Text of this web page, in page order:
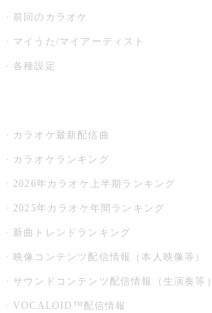
前回のカラオケ
マイうた/マイアーティスト
各種設定
カラオケ最新配信曲
カラオケランキング
2026年カラオケ上半期ランキング
2025年カラオケ年間ランキング
新曲トレンドランキング
映像コンテンツ配信情報（本人映像等）
サウンドコンテンツ配信情報（生演奏等）
VOCALOID™配信情報